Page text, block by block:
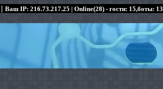
| Ваш IP: 216.73.217.25 | Online(28) - гости: 15,боты: 13